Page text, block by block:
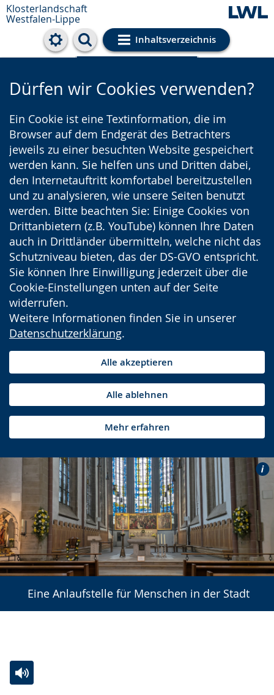
Klosterlandschaft
Westfalen-Lippe
Inhaltsverzeichnis
Cookie-Einstellungen
Dürfen wir Cookies verwenden?
Ein Cookie ist eine Textinformation, die im
Browser auf dem Endgerät des Betrachters
jeweils zu einer besuchten Website gespeichert
werden kann. Sie helfen uns und Dritten dabei,
den Internetauftritt komfortabel bereitzustellen
und zu analysieren, wie unsere Seiten benutzt
werden. Bitte beachten Sie: Einige Cookies von
Drittanbietern (z.B. YouTube) können Ihre Daten
auch in Drittländer übermitteln, welche nicht das
Schutzniveau bieten, das der DS-GVO entspricht.
Sie können Ihre Einwilligung jederzeit über die
Cookie-Einstellungen unten auf der Seite
widerrufen.
Weitere Informationen finden Sie in unserer
Datenschutzerklärung.
Alle akzeptieren
Alle ablehnen
Mehr erfahren
Eine Anlaufstelle für Menschen in der Stadt